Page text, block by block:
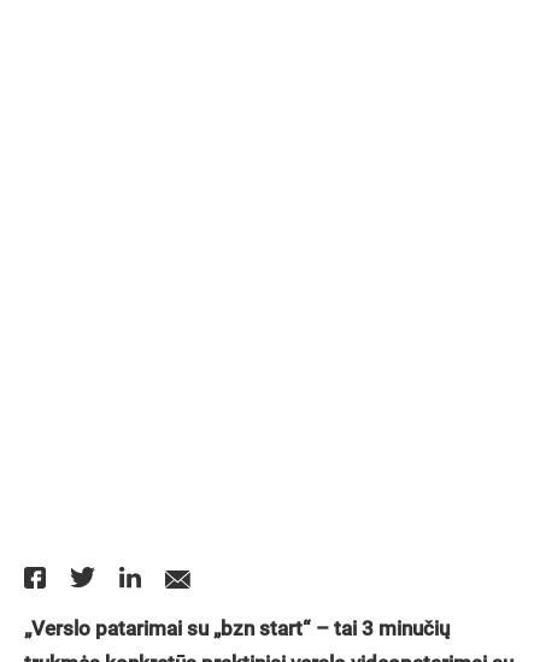
„Verslo patarimai su „bzn start“ – tai 3 minučių